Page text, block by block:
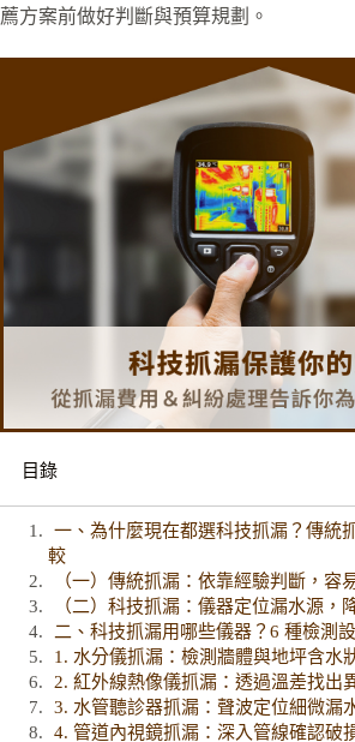
薦方案前做好判斷與預算規劃。
目錄
一、為什麼現在都選科技抓漏？傳統
較
（一）傳統抓漏：依靠經驗判斷，容
（二）科技抓漏：儀器定位漏水源，
二、科技抓漏用哪些儀器？6 種檢測
1. 水分儀抓漏：檢測牆體與地坪含水
2. 紅外線熱像儀抓漏：透過溫差找出
3. 水管聽診器抓漏：聲波定位細微漏
4. 管道內視鏡抓漏：深入管線確認破